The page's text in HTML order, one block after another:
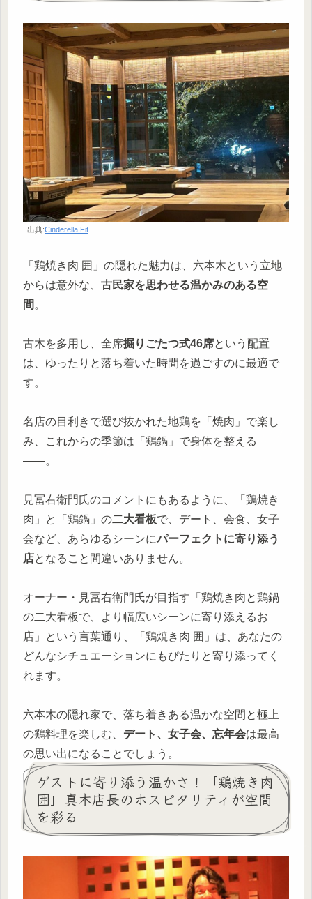
出典:Cinderella Fit
「鶏焼き肉 囲」の隠れた魅力は、六本木という立地
からは意外な、 古民家を思わせる温かみのある空
間 。
古木を多用し、全席掘りごたつ式46席という配置
は、ゆったりと落ち着いた時間を過ごすのに最適で
す。
名店の目利きで選び抜かれた地鶏を「焼肉」で楽し
み、これからの季節は「鶏鍋」で身体を整える
――。
見冨右衛門氏のコメントにもあるように、「鶏焼き
肉」と「鶏鍋」の二大看板で、デート、会食、女子
会など、あらゆるシーンにパーフェクトに寄り添う
店となること間違いありません。
オーナー・見冨右衛門氏が目指す「鶏焼き肉と鶏鍋
の二大看板で、より幅広いシーンに寄り添えるお
店」という言葉通り、「鶏焼き肉 囲」は、あなたの
どんなシチュエーションにもぴたりと寄り添ってく
れます。
六本木の隠れ家で、落ち着きある温かな空間と極上
の鶏料理を楽しむ、 デート、女子会、忘年会は最高
の思い出になることでしょう。
ゲストに寄り添う温かさ！「鶏焼き肉
囲」真木店長のホスピタリティが空間
を彩る